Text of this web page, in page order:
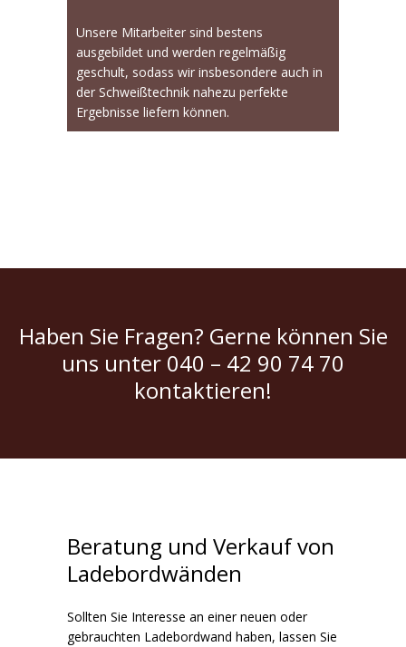
Unsere Mitarbeiter sind bestens
ausgebildet und werden regelmäßig
geschult, sodass wir insbesondere auch in
der Schweißtechnik nahezu perfekte
Ergebnisse liefern können.
Haben Sie Fragen? Gerne können Sie
uns unter 040 – 42 90 74 70
kontaktieren!
Beratung und Verkauf von
Ladebordwänden
Sollten Sie Interesse an einer neuen oder
gebrauchten Ladebordwand haben, lassen Sie